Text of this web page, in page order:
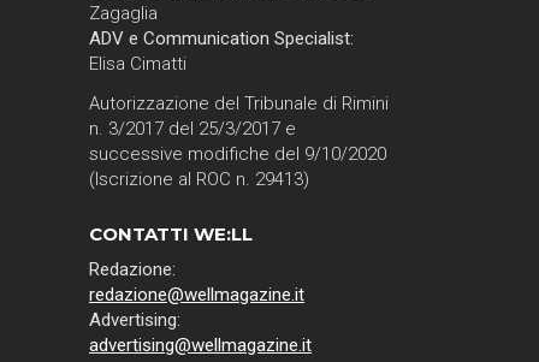
Zagaglia
ADV e Communication Specialist:
Elisa Cimatti
Autorizzazione del Tribunale di Rimini
n. 3/2017 del 25/3/2017 e
successive modifiche del 9/10/2020
(Iscrizione al ROC n. 29413)
CONTATTI WE:LL
Redazione:
redazione@wellmagazine.it
Advertising:
advertising@wellmagazine.it